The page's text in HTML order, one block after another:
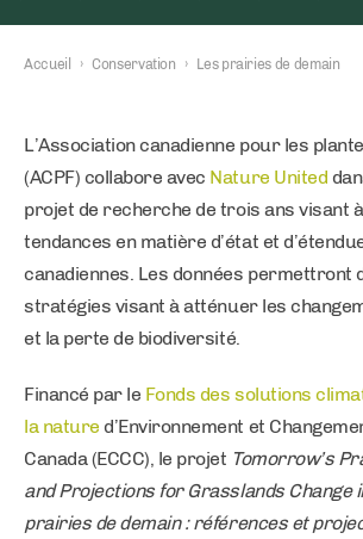
Accueil › Conservation › Les prairies de demain
L’Association canadienne pour les
(ACPF) collabore avec Nature United
projet de recherche de trois ans visant
tendances en matière d’état et
canadiennes. Les données permettront
stratégies visant à atténuer les
et la perte de biodiversité.
Financé par le Fonds des solutions
la nature d’Environnement et
Canada (ECCC), le projet Tomorrow’s
and Projections for Grasslands Change
prairies de demain : références et